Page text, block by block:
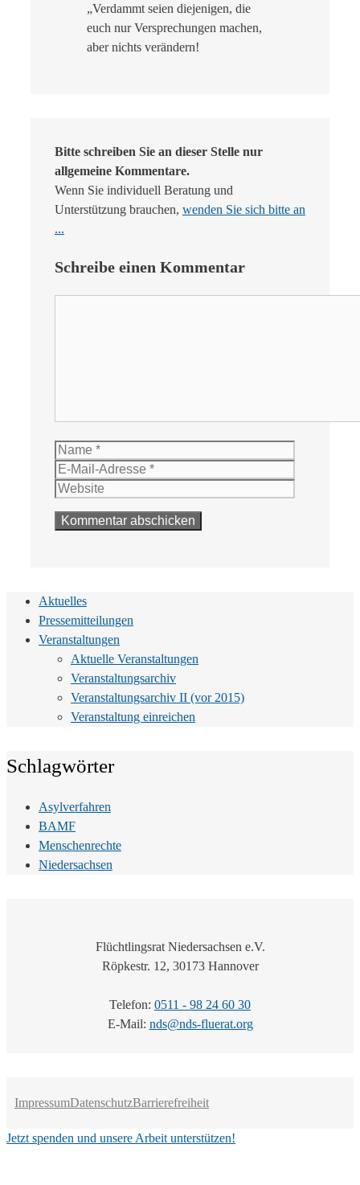
„Verdammt seien diejenigen, die
euch nur Versprechungen machen,
aber nichts verändern!
Bitte schreiben Sie an dieser Stelle nur
allgemeine Kommentare.
Wenn Sie individuell Beratung und
Unterstützung brauchen, wenden Sie sich bitte an
...
Schreibe einen Kommentar
Name
Aktuelles
Pressemitteilungen
Veranstaltungen
Aktuelle Veranstaltungen
Veranstaltungsarchiv
Veranstaltungsarchiv II (vor 2015)
Veranstaltung einreichen
Schlagwörter
Asylverfahren
BAMF
Menschenrechte
Niedersachsen
Flüchtlingsrat Niedersachsen e.V.
Röpkestr. 12, 30173 Hannover
Telefon: 0511 - 98 24 60 30
E-Mail: nds@nds-fluerat.org
ImpressumDatenschutzBarrierefreiheit
Jetzt spenden und unsere Arbeit unterstützen!